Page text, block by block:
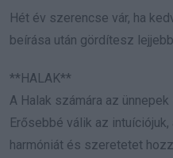
Hét év szerencse vár, ha
beírása után gördítesz
**HALAK**
A Halak számára az
Erősebbé válik az
harmóniát és szeretetet